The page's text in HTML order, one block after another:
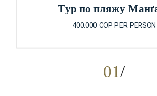
01
Тур по пляжу
400.000 COP PER PERSON